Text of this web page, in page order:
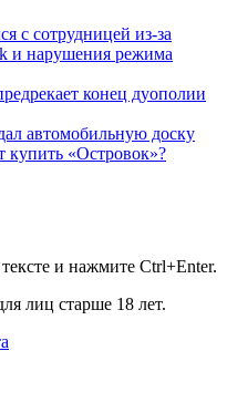
с сотрудницей из-за
и нарушения режима
конец дуополии
автомобильную доску
купить «Островок»?
и нажмите Ctrl+Enter.
лиц старше 18 лет.